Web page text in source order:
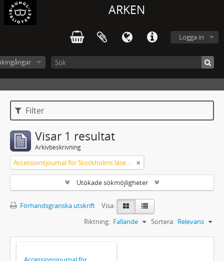
ARKEN
Logga in
Filter
Visar 1 resultat
Arkivbeskrivning
Accessionsjournal för Stockholms läsesalong
Utökade sökmöjligheter
Förhandsgranska utskrift
Visa:
Sortera: Relevans
Riktning: Fallande